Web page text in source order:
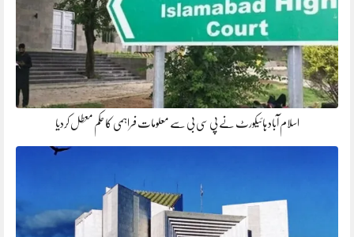
اسلام آباد ہائیکورٹ نے پی سی بی سے معلومات فراہمی کا حکم معطل کردیا